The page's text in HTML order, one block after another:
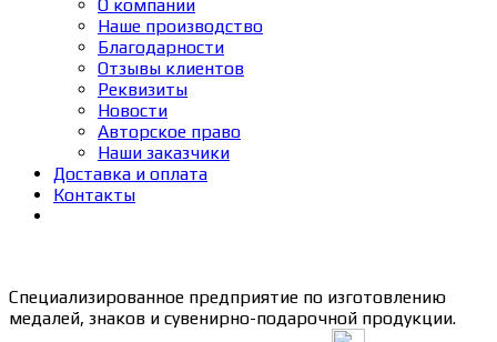
О компании
Наше производство
Благодарности
Отзывы клиентов
Реквизиты
Новости
Авторское право
Наши заказчики
Доставка и оплата
Контакты
Специализированное предприятие по изготовлению
медалей, знаков и сувенирно-подарочной продукции.